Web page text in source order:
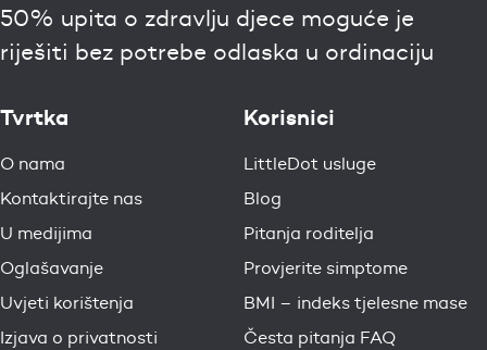
50% upita o zdravlju djece moguće je
riješiti bez potrebe odlaska u ordinaciju
Tvrtka
O nama
Kontaktirajte nas
U medijima
Oglašavanje
Uvjeti korištenja
Izjava o privatnosti
Korisnici
LittleDot usluge
Blog
Pitanja roditelja
Provjerite simptome
BMI – indeks tjelesne mase
Česta pitanja FAQ